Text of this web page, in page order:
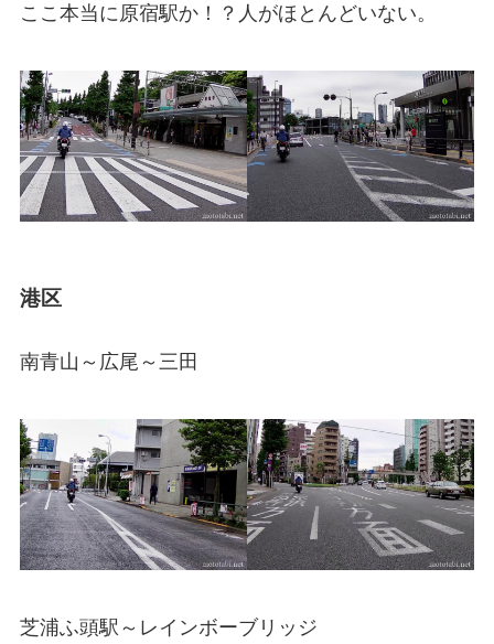
ここ本当に原宿駅か！？人がほとんどいない。
港区
南青山～広尾～三田
芝浦ふ頭駅～レインボーブリッジ